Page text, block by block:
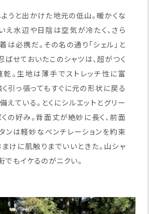
うと出かけた地元の低山。暖かくな
え水辺や日陰は空気が冷たく、さら
は必携だ。その名の通り「シェル」と
ばせておいたこのシャツは、超がつく
。生地は薄手でストレッチ性に富
く引っ張ってもすぐに元の形状に戻る
えている。とくにシルエットとグリー
の好み。背面丈が絶妙に長く、前面
ンは軽妙なベンチレーションを約束
まけに肌触りまでいいときた。山シャ
でもイケるのがニクい。